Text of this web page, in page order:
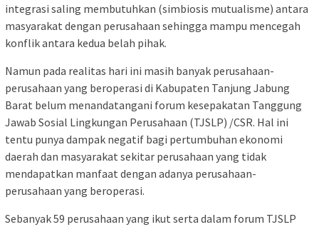
integrasi saling membutuhkan (simbiosis mutualisme) antara
masyarakat dengan perusahaan sehingga mampu mencegah
konflik antara kedua belah pihak.
Namun pada realitas hari ini masih banyak perusahaan-
perusahaan yang beroperasi di Kabupaten Tanjung Jabung
Barat belum menandatangani forum kesepakatan Tanggung
Jawab Sosial Lingkungan Perusahaan (TJSLP) /CSR. Hal ini
tentu punya dampak negatif bagi pertumbuhan ekonomi
daerah dan masyarakat sekitar perusahaan yang tidak
mendapatkan manfaat dengan adanya perusahaan-
perusahaan yang beroperasi.
Sebanyak 59 perusahaan yang ikut serta dalam forum TJSLP